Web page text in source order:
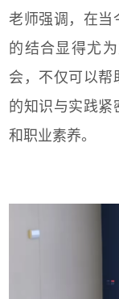
老师强调，在当
的结合显得尤
会，不仅可以帮
的知识与实践紧
和职业素养。